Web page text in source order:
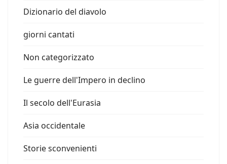
Dizionario del diavolo
giorni cantati
Non categorizzato
Le guerre dell'Impero in declino
Il secolo dell'Eurasia
Asia occidentale
Storie sconvenienti